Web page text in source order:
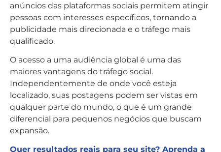
anúncios das plataformas sociais permitem atingir
pessoas com interesses específicos, tornando a
publicidade mais direcionada e o tráfego mais
qualificado.
O acesso a uma audiência global é uma das
maiores vantagens do tráfego social.
Independentemente de onde você esteja
localizado, suas postagens podem ser vistas em
qualquer parte do mundo, o que é um grande
diferencial para pequenos negócios que buscam
expansão.
Quer resultados reais para seu site? Aprenda a